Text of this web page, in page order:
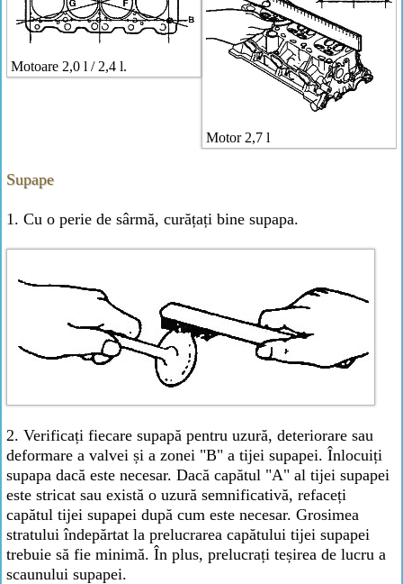
Motoare 2,0 l / 2,4 l.
Motor 2,7 l
Supape
1. Cu o perie de sârmă, curățați bine supapa.
2. Verificați fiecare supapă pentru uzură, deteriorare sau
deformare a valvei și a zonei "B" a tijei supapei. Înlocuiți
supapa dacă este necesar. Dacă capătul "A" al tijei supapei
este stricat sau există o uzură semnificativă, refaceți
capătul tijei supapei după cum este necesar. Grosimea
stratului îndepărtat la prelucrarea capătului tijei supapei
trebuie să fie minimă. În plus, prelucrați teșirea de lucru a
scaunului supapei.